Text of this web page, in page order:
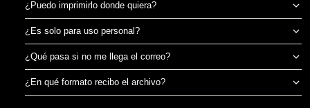
¿Puedo imprimirlo donde quiera?
Sí, el archivo es tuyo para imprimir en el taller de DTF o sublimación
que prefieras. No estamos ligados a una imprenta específica.
¿Es solo para uso personal?
Puedes usarlo para camisetas propias o para vender productos
físicos ya impresos. No está permitido revender o redistribuir el
archivo digital en sí.
¿Qué pasa si no me llega el correo?
Revisa spam o promociones primero. Si aún así no aparece en 30
minutos, escríbenos por el chat de la tienda y te lo reenviamos al
¿En qué formato recibo el archivo?